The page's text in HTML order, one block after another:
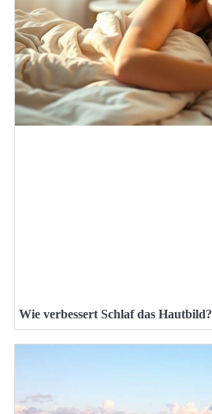
Wie verbessert Schlaf das Hautbild?